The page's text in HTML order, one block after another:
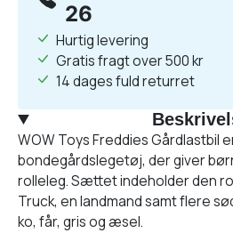
26
Hurtig levering
Gratis fragt over 500 kr
14 dages fuld returret
WOW Toys Freddies Gårdlastbil
bondegårdslegetøj, der giver
rolleleg. Sættet indeholder den
Truck, en landmand samt flere
ko, får, gris og æsel.